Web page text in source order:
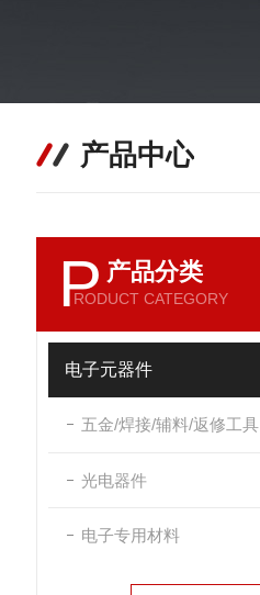
产品中心
P 产品分类
RODUCT CATEGORY
电子元器件
五金/焊接/辅料/返修工具
光电器件
电子专用材料